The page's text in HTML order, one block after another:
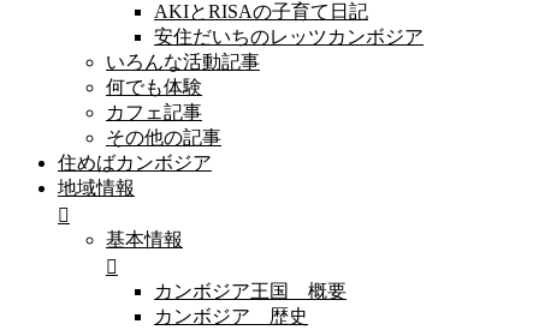
AKIとRISAの子育て日記
安住だいちのレッツカンボジア
いろんな活動記事
何でも体験
カフェ記事
その他の記事
住めばカンボジア
地域情報
基本情報
カンボジア王国 概要
カンボジア 歴史